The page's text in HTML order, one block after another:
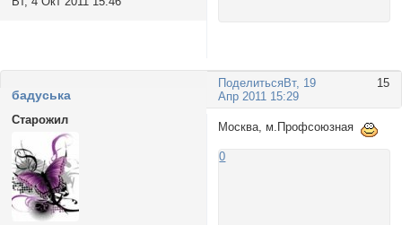
Поделиться 15
Вт, 19
Апр 2011 15:29
бадуська
Старожил
Москва, м.Профсоюзная
0